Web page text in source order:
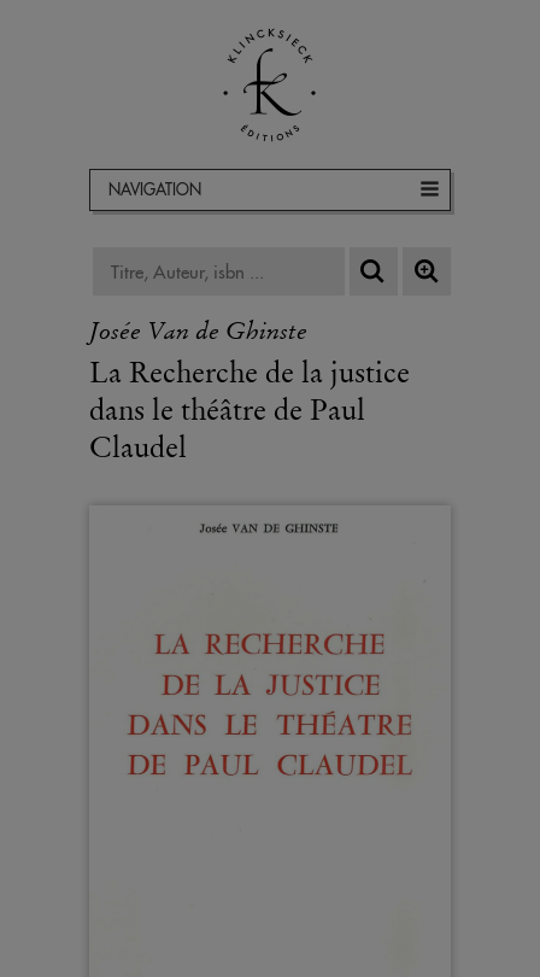
NAVIGATION
Josée Van de Ghinste
La Recherche de la justice
dans le théâtre de Paul
Claudel